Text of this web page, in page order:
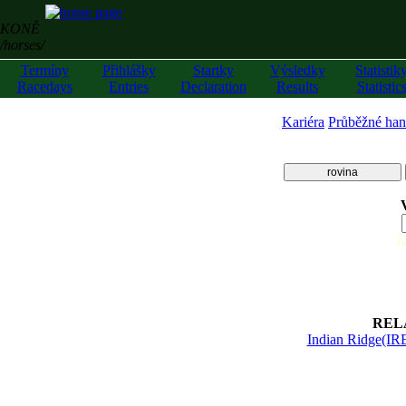
KONĚ
/horses/
Termíny
Racedays
Přihlášky
Entries
Startky
Declaration
Výsledky
Results
Statistics
Kariéra Průběžné
rovina
Indian